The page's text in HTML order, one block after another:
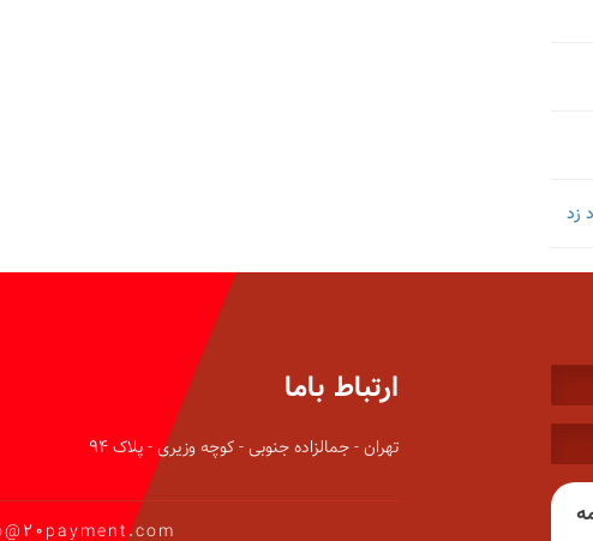
ارتباط باما
تهران - جمالزاده جنوبی - کوچه وزیری - پلاک 94